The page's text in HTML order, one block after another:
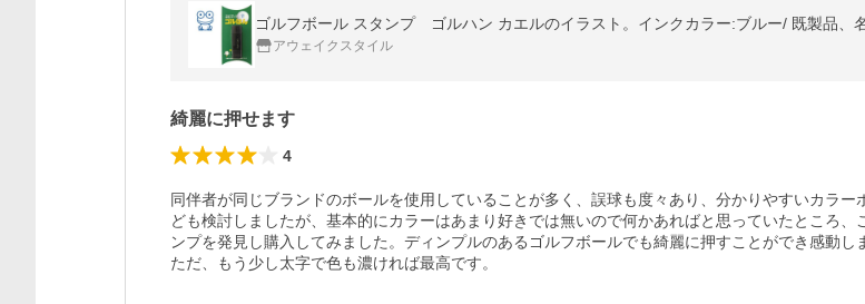
ゴルフボール スタンプ ゴルハン カエルのイラスト。インクカラー:ブルー/ 既製品、
アウェイクスタイル
綺麗に押せます
4
同伴者が同じブランドのボールを使用していることが多く、誤球も度々あり、分かりやすいカラー
ども検討しましたが、基本的にカラーはあまり好きでは無いので何かあればと思っていたところ、
ンプを発見し購入してみました。ディンプルのあるゴルフボールでも綺麗に押すことができ感動し
ただ、もう少し太字で色も濃ければ最高です。